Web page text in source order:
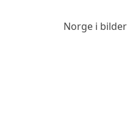
Norge i bilder